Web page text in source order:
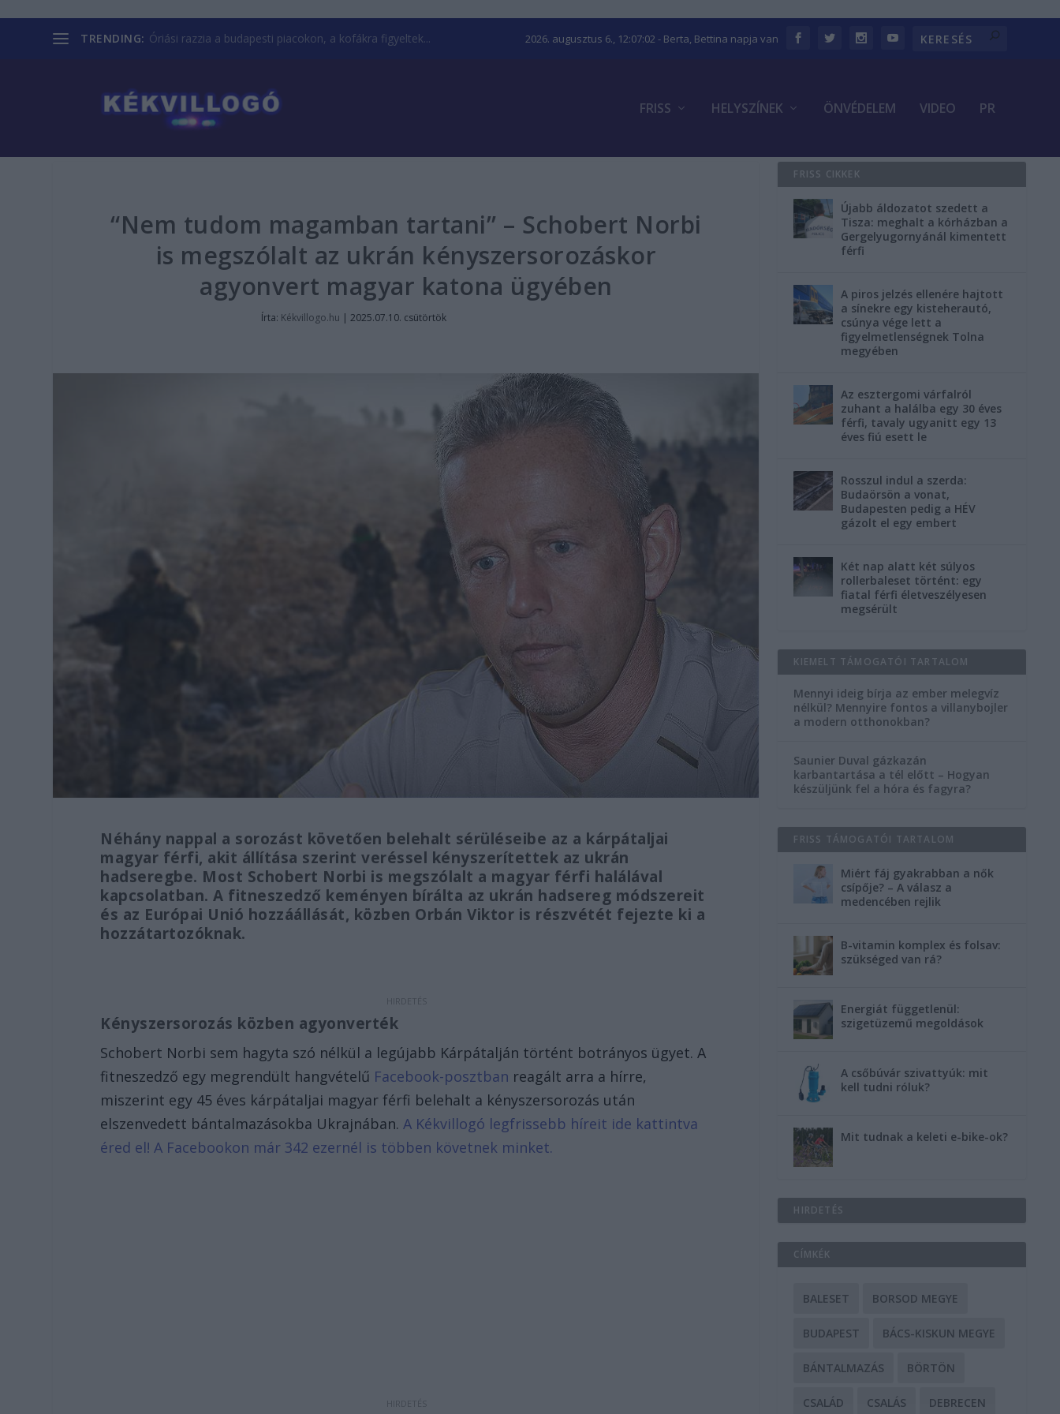
TRENDING: Óriási razzia a budapesti piacokon, a kofákra figyeltek... 2026. augusztus 6., 12:07:03 - Berta, Bettina napja van
FRISS HELYSZÍNEK ÖNVÉDELEM VIDEO PR
“Nem tudom magamban tartani” – Schobert Norbi
is megszólalt az ukrán kényszersorozáskor
agyonvert magyar katona ügyében
Írta: Kékvillogo.hu | 2025.07.10. csütörtök
Néhány nappal a sorozást követően belehalt sérüléseibe az a kárpátaljai
magyar férfi, akit állítása szerint veréssel kényszerítettek az ukrán
hadseregbe. Most Schobert Norbi is megszólalt a magyar férfi halálával
kapcsolatban. A fitneszedző keményen bírálta az ukrán hadsereg módszereit
és az Európai Unió hozzáállását, közben Orbán Viktor is részvétét fejezte ki a
hozzátartozóknak.
Kényszersorozás közben agyonverték
Schobert Norbi sem hagyta szó nélkül a legújabb Kárpátalján történt botrányos ügyet. A
fitneszedző egy megrendült hangvételű Facebook-posztban reagált arra a hírre,
miszerint egy 45 éves kárpátaljai magyar férfi belehalt a kényszersorozás után
elszenvedett bántalmazásokba Ukrajnában. A Kékvillogó legfrissebb híreit ide kattintva
éred el! A Facebookon már 342 ezernél is többen követnek minket.
FRISS CIKKEK
Újabb áldozatot szedett a
Tisza: meghalt a kórházban a
Gergelyugornyánál kimentett
férfi
A piros jelzés ellenére hajtott
a sínekre egy kisteherautó,
csúnya vége lett a
figyelmetlenségnek Tolna
megyében
Az esztergomi várfalról
zuhant a halálba egy 30 éves
férfi, tavaly ugyanitt egy 13
éves fiú esett le
Rosszul indul a szerda:
Budaörsön a vonat,
Budapesten pedig a HÉV
gázolt el egy embert
Két nap alatt két súlyos
rollerbaleset történt: egy
fiatal férfi életveszélyesen
megsérült
KIEMELT TÁMOGATÓI TARTALOM
Mennyi ideig bírja az ember melegvíz
nélkül? Mennyire fontos a villanybojler
a modern otthonokban?
Saunier Duval gázkazán
karbantartása a tél előtt – Hogyan
készüljünk fel a hóra és fagyra?
FRISS TÁMOGATÓI TARTALOM
Miért fáj gyakrabban a nők
csípője? – A válasz a
medencében rejlik
B-vitamin komplex és folsav:
szükséged van rá?
Energiát függetlenül:
szigetüzemű megoldások
A csőbúvár szivattyúk: mit
kell tudni róluk?
Mit tudnak a keleti e-bike-ok?
HIRDETÉS
CÍMKÉK
BALESET BORSOD MEGYE
BUDAPEST BÁCS-KISKUN MEGYE
BÁNTALMAZÁS BÖRTÖN
CSALÁD CSALÁS DEBRECEN